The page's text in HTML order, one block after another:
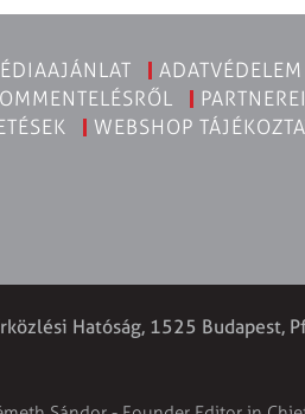
ADATVÉDELEM
WEBSHOP
Hatóság, 1525